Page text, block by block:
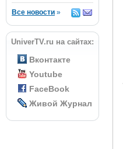
Все новости »
UniverTV.ru на сайтах:
Вконтакте
Youtube
FaceBook
Живой Журнал